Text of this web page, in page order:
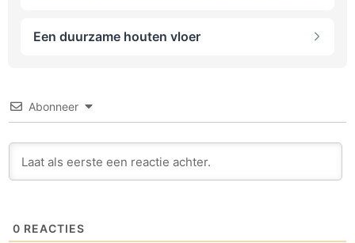
Een duurzame houten vloer
Abonneer
0 REACTIES